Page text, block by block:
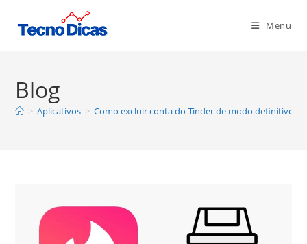
para
Menu
Blog
> Aplicativos > Como excluir conta do Tinder de modo definitivo